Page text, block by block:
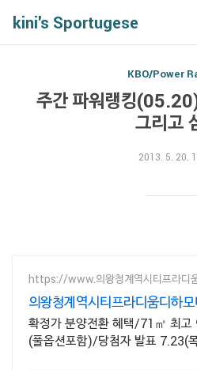
kini's Sportugese
KBO/Power
주간 파워랭킹
그리고
2013. 5. 20.
https://www.의왕청계역시티프라디
의왕청계역시티프라디움디하
확정가 분양전환 혜택/71㎡ 최고
(풀옵션포함)/당첨자 발표 7.23(